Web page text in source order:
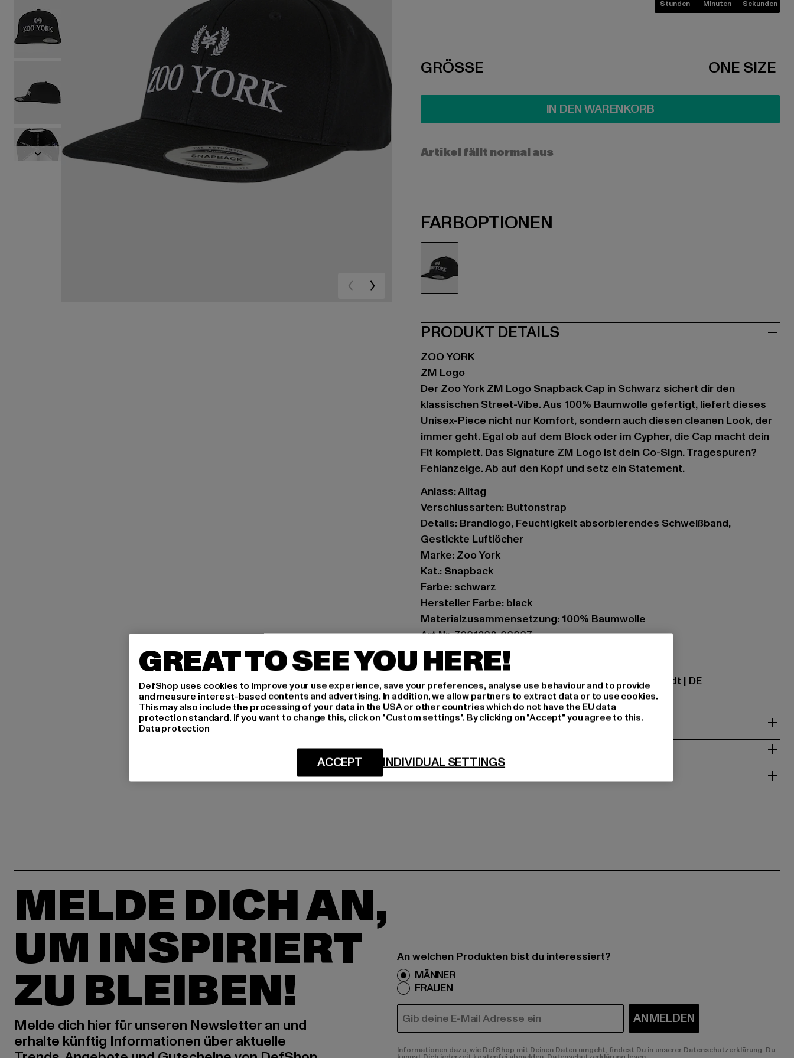
Stunden Minuten Sekunden
SIZE
GRÖSSE ONE SIZE
IN DEN WARENKORB
Artikel fällt normal aus
FARBOPTIONEN
PRODUKT DETAILS
ZOO YORK
ZM Logo
Der Zoo York ZM Logo Snapback Cap in Schwarz sichert dir den
klassischen Street-Vibe. Aus 100% Baumwolle gefertigt, liefert dieses
Unisex-Piece nicht nur Komfort, sondern auch diesen cleanen Look, der
immer geht. Egal ob auf dem Block oder im Cypher, die Cap macht dein
Fit komplett. Das Signature ZM Logo ist dein Co-Sign. Tragespuren?
Fehlanzeige. Ab auf den Kopf und setz ein Statement.
Anlass: Alltag
Verschlussarten: Buttonstrap
Details: Brandlogo, Feuchtigkeit absorbierendes Schweißband,
Gestickte Luftlöcher
Marke: Zoo York
Kat.: Snapback
Farbe: schwarz
Hersteller Farbe: black
Materialzusammensetzung: 100% Baumwolle
Art.Nr: 7001202-00007
Hersteller: TB International GmbH |
Dr.-Robert-Murjahn-Straße 7 | 64372 Ober-Ramstadt | DE
GRÖSSE & PASSFORM
LIEFERUNG & RÜCKGABE
MELDE DICH AN,
UM INSPIRIERT
ZU BLEIBEN!
Melde dich hier für unseren Newsletter an und
erhalte künftig Informationen über aktuelle
An welchen Produkten bist du interessiert?
MÄNNER
FRAUEN
E-MAIL ANMELDEN
Informationen dazu, wie DefShop mit Deinen Daten umgeht, findest Du in unserer Datenschutzerklärung. Du
GREAT TO SEE YOU HERE!
DefShop uses cookies to improve your use experience, save your preferences, analyse use behaviour and to provide
and measure interest-based contents and advertising. In addition, we allow partners to extract data or to use cookies.
This may also include the processing of your data in the USA or other countries which do not have the EU data
protection standard. If you want to change this, click on "Custom settings". By clicking on "Accept" you agree to this.
Data protection
INDIVIDUAL SETTINGS
ACCEPT